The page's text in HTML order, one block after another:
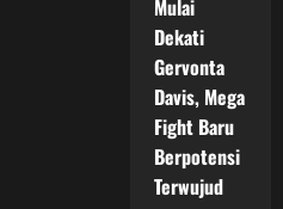
Mulai
Dekati
Gervonta
Davis, Mega
Fight Baru
Berpotensi
Terwujud